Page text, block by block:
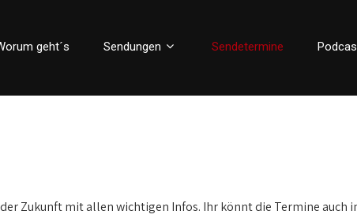
geht´s Sendungen Sendetermine
Zukunft mit allen wichtigen Infos. Ihr könnt die Termine auch